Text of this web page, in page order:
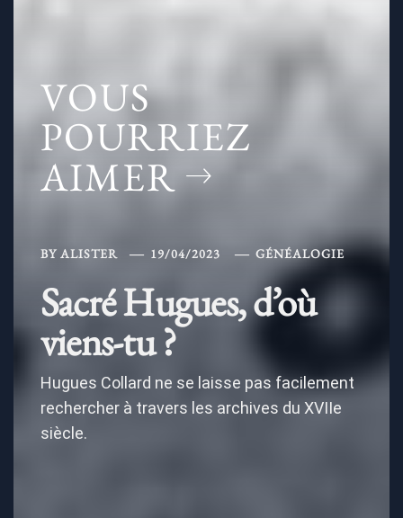
VOUS
POURRIEZ
AIMER
BY ALISTER 19/04/2023 GÉNÉALOGIE
Sacré Hugues, d’où
viens-tu ?
Hugues Collard ne se laisse pas facilement
rechercher à travers les archives du XVIIe
siècle.